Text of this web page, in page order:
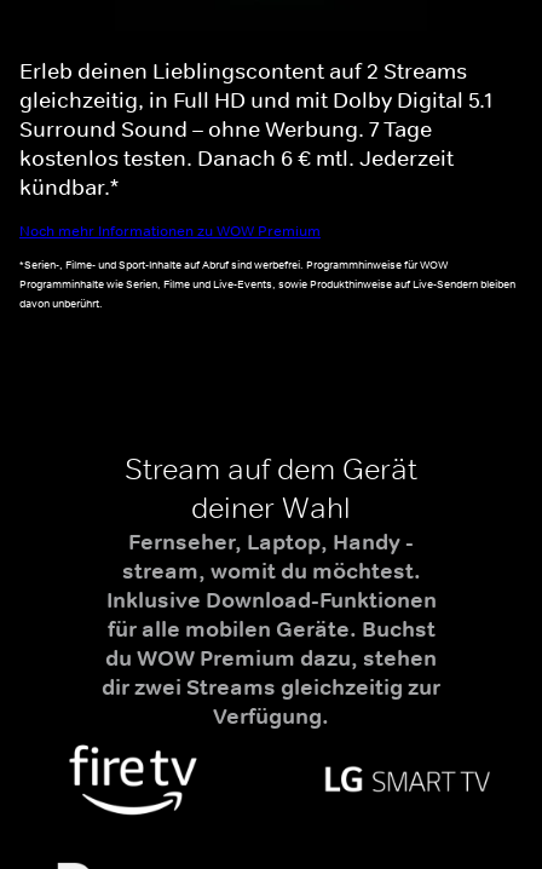
Erleb deinen Lieblingscontent auf 2 Streams
gleichzeitig, in Full HD und mit Dolby Digital 5.1
Surround Sound – ohne Werbung. 7 Tage
kostenlos testen. Danach 6 € mtl. Jederzeit
kündbar.*
Noch mehr Informationen zu WOW Premium
*Serien-, Filme- und Sport-Inhalte auf Abruf sind werbefrei. Programmhinweise für WOW
Programminhalte wie Serien, Filme und Live-Events, sowie Produkthinweise auf Live-Sendern bleiben
davon unberührt.
Stream auf dem Gerät
deiner Wahl
Fernseher, Laptop, Handy -
stream, womit du möchtest.
Inklusive Download-Funktionen
für alle mobilen Geräte. Buchst
du WOW Premium dazu, stehen
dir zwei Streams gleichzeitig zur
Verfügung.